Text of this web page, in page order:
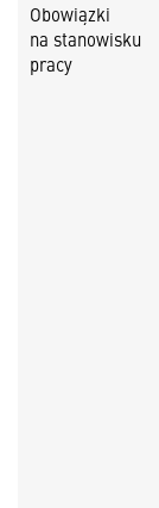
Obowiązki
na stanowisku
pracy